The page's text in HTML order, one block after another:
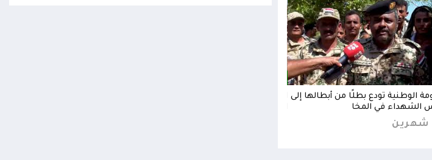
الوطنية تودع بطلًا من أبطالها إلى
الشهداء في المخا
شهرين